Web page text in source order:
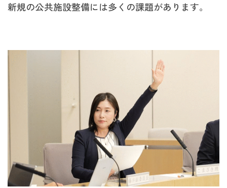
新規の公共施設整備には多くの課題があります。